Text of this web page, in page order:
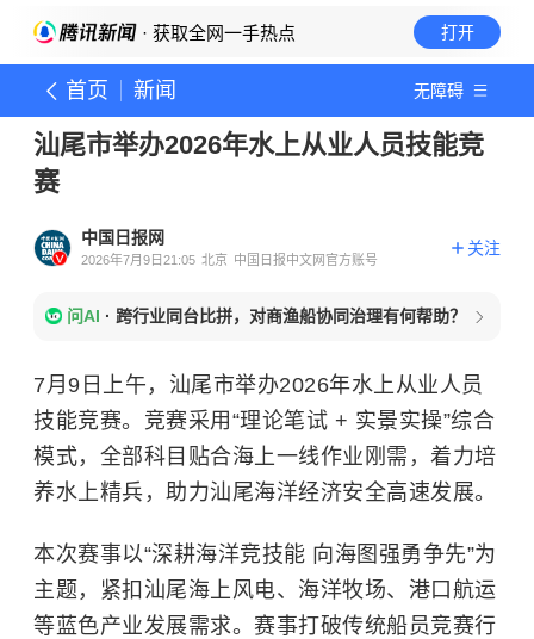
· 获取全网一手热点 打开
首页 新闻 无障碍
汕尾市举办2026年水上从业人员技能竞
赛
中国日报网
2026年7月9日21:05 北京 中国日报中文网官方账号
关注
问AI · 跨行业同台比拼，对商渔船协同治理有何帮助？
7月9日上午，汕尾市举办2026年水上从业人员
技能竞赛。竞赛采用“理论笔试 + 实景实操”综合
模式，全部科目贴合海上一线作业刚需，着力培
养水上精兵，助力汕尾海洋经济安全高速发展。
本次赛事以“深耕海洋竞技能 向海图强勇争先”为
主题，紧扣汕尾海上风电、海洋牧场、港口航运
等蓝色产业发展需求。赛事打破传统船员竞赛行